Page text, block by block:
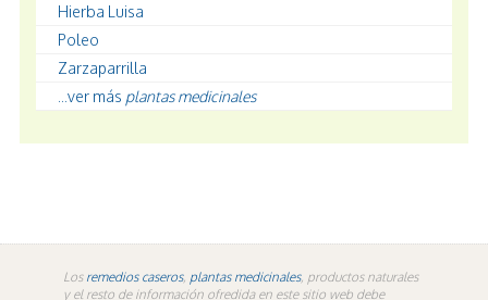
Hierba Luisa
Poleo
Zarzaparrilla
...ver más plantas medicinales
Los remedios caseros, plantas medicinales, productos naturales
y el resto de información ofredida en este sitio web debe